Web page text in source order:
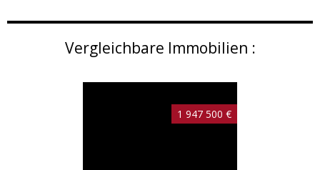
Vergleichbare Immobilien :
1 947 500 €